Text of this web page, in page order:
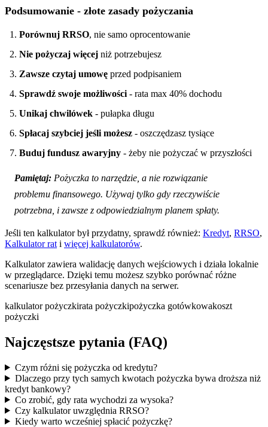
Podsumowanie - złote zasady pożyczania
Porównuj RRSO, nie samo oprocentowanie
Nie pożyczaj więcej niż potrzebujesz
Zawsze czytaj umowę przed podpisaniem
Sprawdź swoje możliwości - rata max 40% dochodu
Unikaj chwilówek - pułapka długu
Spłacaj szybciej jeśli możesz - oszczędzasz tysiące
Buduj fundusz awaryjny - żeby nie pożyczać w przyszłości
Pamiętaj: Pożyczka to narzędzie, a nie rozwiązanie
problemu finansowego. Używaj tylko gdy rzeczywiście
potrzebna, i zawsze z odpowiedzialnym planem spłaty.
Jeśli ten kalkulator był przydatny, sprawdź również: Kredyt, RRSO,
Kalkulator rat i więcej kalkulatorów.
Kalkulator zawiera walidację danych wejściowych i działa lokalnie
w przeglądarce. Dzięki temu możesz szybko porównać różne
scenariusze bez przesyłania danych na serwer.
kalkulator pożyczkirata pożyczkipożyczka gotówkowakoszt
pożyczki
Najczęstsze pytania (FAQ)
Czym różni się pożyczka od kredytu?
Dlaczego przy tych samych kwotach pożyczka bywa droższa niż
kredyt bankowy?
Co zrobić, gdy rata wychodzi za wysoka?
Czy kalkulator uwzględnia RRSO?
Kiedy warto wcześniej spłacić pożyczkę?